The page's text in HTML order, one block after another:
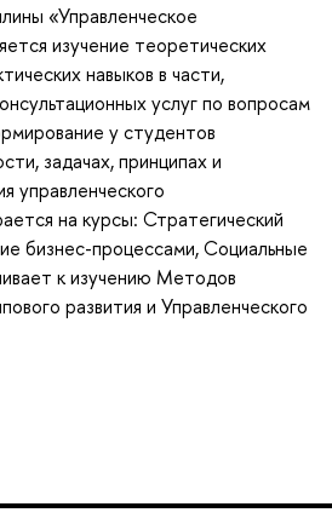
«Управленческое
изучение теоретических
навыков в части,
услуг по вопросам
у студентов
задачах, принципах и
управленческого
на курсы: Стратегический
бизнес-процессами, Социальные
к изучению Методов
развития и Управленческого